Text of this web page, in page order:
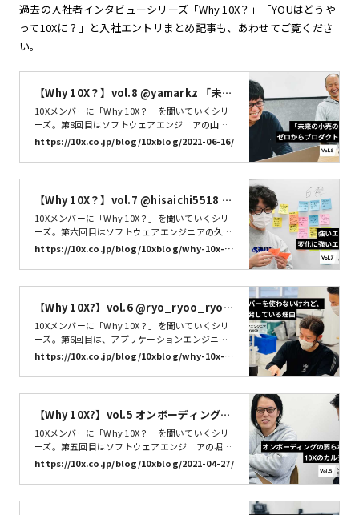
す！お名前とニックネームを教えてください松尾
彰大です。ニック…
過去の入社者インタビューシリーズ「Why 10X？」「YOUはどうや
って10Xに？」と入社エントリまとめ記事も、あわせてご覧くださ
い。
【Why 10X？】vol.8 @yamarkz 「未来
の小売の姿」を描き、ゼロからプロダク
トを創りたい | 株式会社10X
10Xメンバーに「Why 10X？」を聞いていくシリ
ーズ。第8回目はソフトウェアエンジニアの山口
和輝(@yamarkz)さんです。GunosyやLayerX、
Housmartなどで開発、採用、育成、リサーチ、
コンテンツマーケティングなど幅広い経験を積ん
できた山口さん。今までの経歴と10Xに入社した
https://10x.co.jp/blog/10xblog/2021-06-16/
【Why 10X？】vol.7 @hisaichi5518 に
聞く、強いエンジニアは、変化に強いエ
ンジニア？ | 株式会社10X
10Xメンバーに「Why 10X？」を聞いていくシリ
ーズ。第六回目はソフトウェアエンジニアの久田
一輝(@hisaichi5518)さんです。CTOの石川と新
卒同期で、10Xには3人目の社員として入社した
久田さん。いままでの経歴と入社して驚いたこ
と、そして「常に変化をするように心がけてい
https://10x.co.jp/blog/10xblog/why-10x-hi
【Why 10X?】vol.6 @ryo_ryoo_ryoo
o に聞く、ネットスーパーを使わないけ
れど、楽しんで開発している理由 | 株式会
社10X
10Xメンバーに「Why 10X？」を聞いていくシリ
ーズ。第6回目は、アプリケーションエンジニア
の三宅亮@ryo_ryoo_ryooo さんです。10X入社
前はフリーランスのFlutterエンジニアとして働い
ていた三宅さん。2020年7月の入社以降、いつも
周囲が驚く速さで開発を進めています。そんな三
らではの進め方について聞きました。
https://10x.co.jp/blog/10xblog/why-10x-ry
【Why 10X?】vol.5 オンボーディングが
要らない組織? @horimislime から見た1
0Xのカルチャーとは | 株式会社10X
10Xメンバーに「Why 10X？」を聞いていくシリ
ーズ。第五回目はソフトウェアエンジニアの堀見
宗一郎 @horimislime さんです。
https://10x.co.jp/blog/10xblog/2021-04-27/